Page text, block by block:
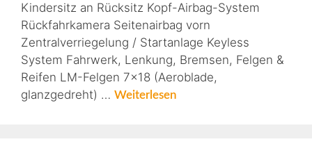
Kindersitz an Rücksitz Kopf-Airbag-System
Rückfahrkamera Seitenairbag vorn
Zentralverriegelung / Startanlage Keyless
System Fahrwerk, Lenkung, Bremsen, Felgen &
Reifen LM-Felgen 7×18 (Aeroblade,
glanzgedreht) … Weiterlesen